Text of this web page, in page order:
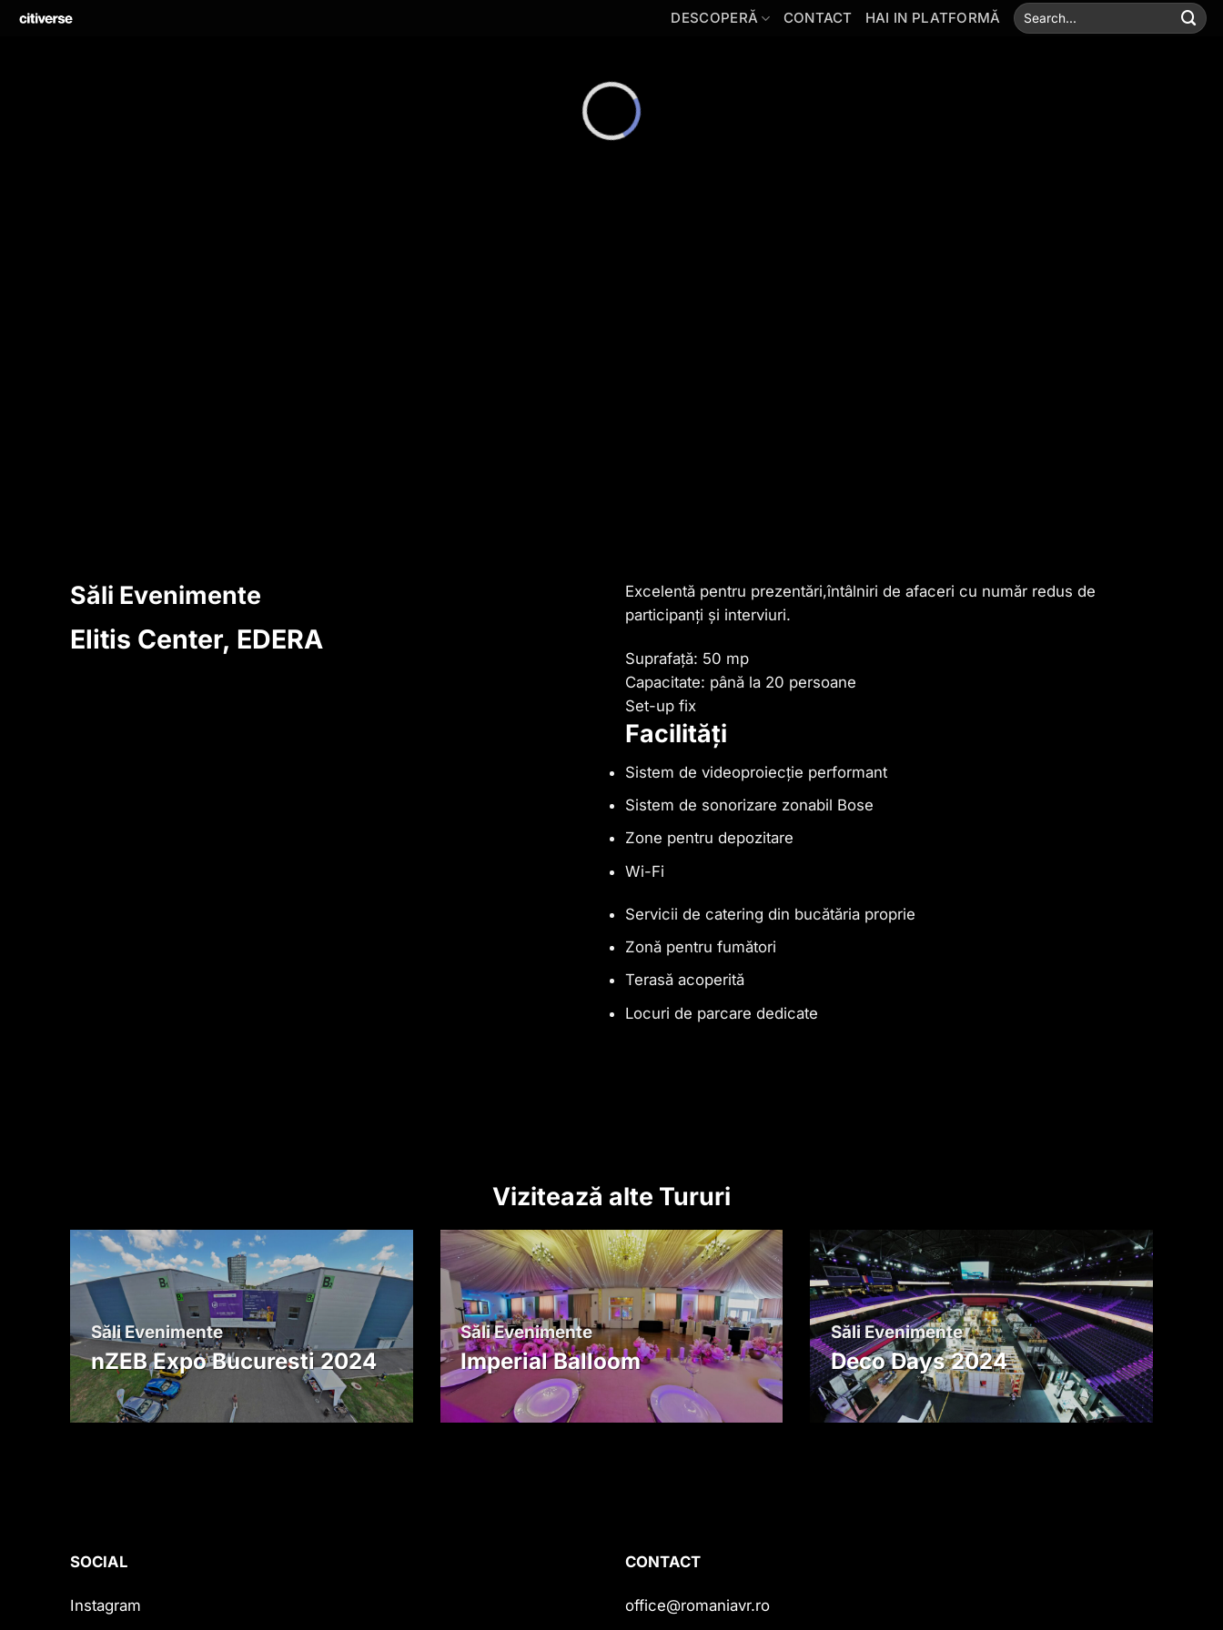
DESCOPERĂ CONTACT HAI IN PLATFORMĂ
Săli Evenimente
Elitis Center, EDERA
Excelentă pentru prezentări,întâlniri de afaceri cu număr redus de
participanți și interviuri.
Suprafață: 50 mp
Capacitate: până la 20 persoane
Set-up fix
Facilități
Sistem de videoproiecție performant
Sistem de sonorizare zonabil Bose
Zone pentru depozitare
Wi-Fi
Servicii de catering din bucătăria proprie
Zonă pentru fumători
Terasă acoperită
Locuri de parcare dedicate
Vizitează alte Tururi
Săli Evenimente
nZEB Expo Bucuresti 2024
Săli Evenimente
Imperial Balloom
Săli Evenimente
Deco Days 2024
SOCIAL
Instagram
CONTACT
office@romaniavr.ro